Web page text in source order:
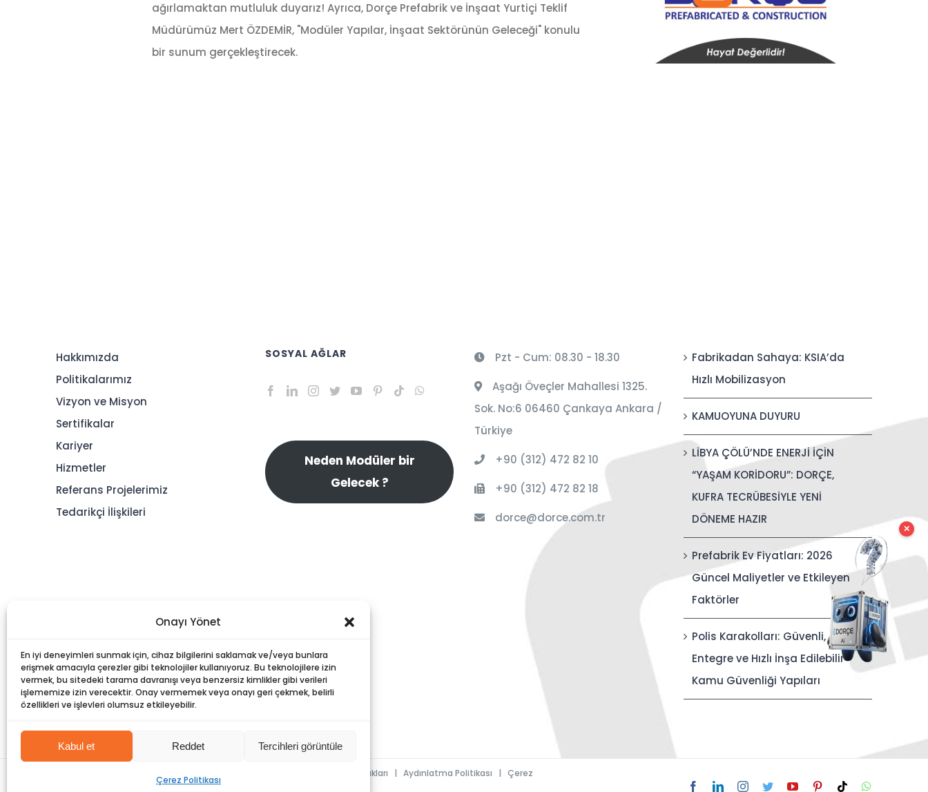
Onayı Yönet
En iyi deneyimleri sunmak için, cihaz bilgilerini saklamak ve/veya bunlara
erişmek amacıyla çerezler gibi teknolojiler kullanıyoruz. Bu teknolojilere izin
vermek, bu sitedeki tarama davranışı veya benzersiz kimlikler gibi verileri
işlememize izin verecektir. Onay vermemek veya onayı geri çekmek, belirli
özellikleri ve işlevleri olumsuz etkileyebilir.
Kabul et Reddet Tercihleri görüntüle
Çerez Politikası
ağırlamaktan mutluluk duyarız! Ayrıca, Dorçe Prefabrik ve İnşaat Yurtiçi Teklif
Müdürümüz Mert ÖZDEMİR, "Modüler Yapılar, İnşaat Sektörünün Geleceği" konulu
bir sunum gerçekleştirecek.
Hakkımızda
Politikalarımız
Vizyon ve Misyon
Sertifikalar
Kariyer
Hizmetler
Referans Projelerimiz
Tedarikçi İlişkileri
SOSYAL AĞLAR
Neden Modüler bir
Gelecek ?
Pzt - Cum: 08.30 - 18.30
Aşağı Öveçler Mahallesi 1325.
Sok. No:6 06460 Çankaya Ankara /
Türkiye
+90 (312) 472 82 10
+90 (312) 472 82 18
dorce@dorce.com.tr
Fabrikadan Sahaya: KSIA’da
Hızlı Mobilizasyon
KAMUOYUNA DUYURU
LİBYA ÇÖLÜ’NDE ENERJİ İÇİN
“YAŞAM KORİDORU”: DORÇE,
KUFRA TECRÜBESİYLE YENİ
DÖNEME HAZIR
Prefabrik Ev Fiyatları: 2026
Güncel Maliyetler ve Etkileyen
Faktörler
Polis Karakolları: Güvenli,
Entegre ve Hızlı İnşa Edilebilir
Kamu Güvenliği Yapıları
Kullanım Hakları |Aydınlatma Politikası |Çerez
FacebookLinkedInInstagram
TwitterYouTubePinterestTiktok
✕